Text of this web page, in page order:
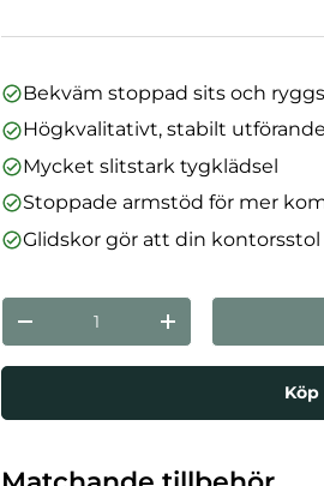
Bekväm stoppad sits och
Högkvalitativt, stabilt utförande
Mycket slitstark tygklädsel
Stoppade armstöd för mer
Glidskor gör att din
nummer
Minska mängdenÖka kvantiteten
Köp